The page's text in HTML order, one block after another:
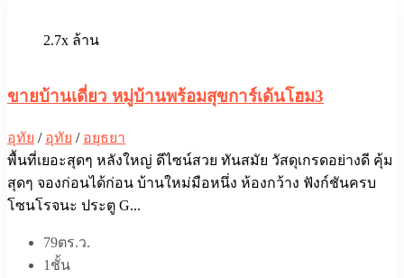
2.7x ล้าน
ขายบ้านเดี่ยว หมู่บ้านพร้อมสุขการ์เด้นโฮม3
อุทัย / อุทัย / อยุธยา
พื้นที่เยอะสุดๆ หลังใหญ่ ดีไซน์สวย ทันสมัย วัสดุเกรดอย่างดี คุ้ม
สุดๆ จองก่อนได้ก่อน บ้านใหม่มือหนึ่ง ห้องกว้าง ฟังก์ชันครบ
โซนโรจนะ ประตู G...
79ตร.ว.
1ชั้น